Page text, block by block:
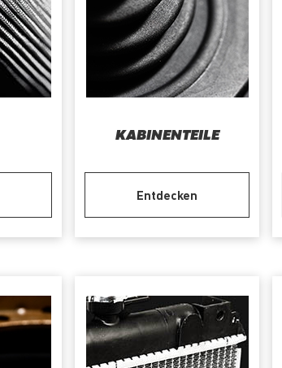
KABINENTEILE
Entdecken